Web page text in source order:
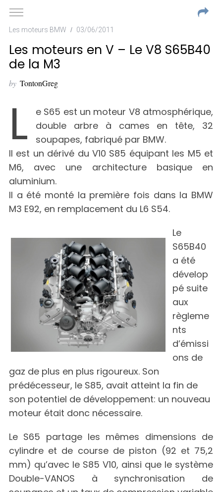
Les moteurs BMW 03/06/2011
Les moteurs en V – Le V8 S65B40
de la M3
by TontonGreg
L
e S65 est un moteur V8 atmosphérique,
double arbre à cames en tête, 32
soupapes, fabriqué par BMW.
Il est un dérivé du V10 S85 équipant les M5 et
M6, avec une architecture basique en
aluminium.
Il a été monté la première fois dans la BMW
M3 E92, en remplacement du L6 S54.
Le
S65B40
a été
dévelop
pé suite
aux
règleme
nts
d’émissi
ons de
gaz de plus en plus rigoureux. Son
prédécesseur, le S85, avait atteint la fin de
son potentiel de développement: un nouveau
moteur était donc nécessaire.
Le S65 partage les mêmes dimensions de
cylindre et de course de piston (92 et 75,2
mm) qu’avec le S85 V10, ainsi que le système
Double-VANOS à synchronisation de